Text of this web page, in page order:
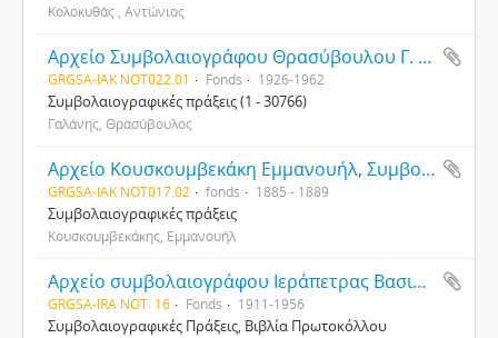
Κολοκυθάς , Αντώνιος
Αρχείο Συμβολαιογράφου Θρασύβουλου Γ. Γαλάνη
GRGSA-IAK NOT022.01 Fonds 1926-1962
Συμβολαιογραφικές πράξεις (1 - 30766)
Γαλάνης, Θρασύβουλος
Αρχείο Κουσκουμβεκάκη Εμμανουήλ, Συμβολαιογράφου
GRGSA-IAK NOT017.02 fonds 1885 - 1889
Συμβολαιογραφικές πράξεις
Κουσκουμβεκάκης, Εμμανουήλ
Αρχείο συμβολαιογράφου Ιεράπετρας Βασιλείου Παντούλα
GRGSA-IRA NOT. 16 Fonds 1911-1956
Συμβολαιογραφικές Πράξεις, Βιβλία Πρωτοκόλλου